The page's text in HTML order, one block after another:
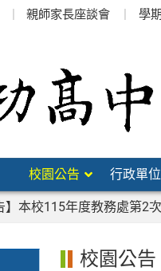
親師家長座談會 學
校園公告 行政單位
】本校115年度教務處第2
校園公告